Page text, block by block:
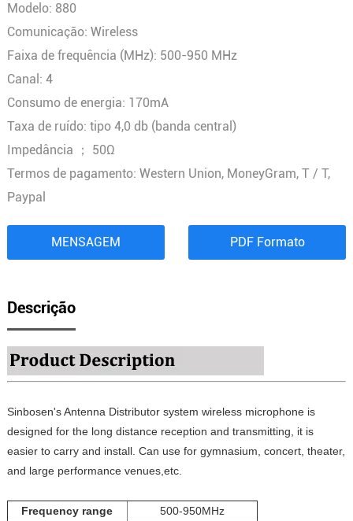
Modelo: 880
Comunicação: Wireless
Faixa de frequência (MHz): 500-950 MHz
Canal: 4
Consumo de energia: 170mA
Taxa de ruído: tipo 4,0 db (banda central)
Impedância ； 50Ω
Termos de pagamento: Western Union, MoneyGram, T / T,
Paypal
MENSAGEM PDF Formato
Descrição
Sinbosen's Antenna Distributor system wireless microphone is
designed for the long distance reception and transmitting, it is
easier to carry and install. Can use for gymnasium, concert, theater,
and large performance venues,etc.
Frequency range
500-950MHz